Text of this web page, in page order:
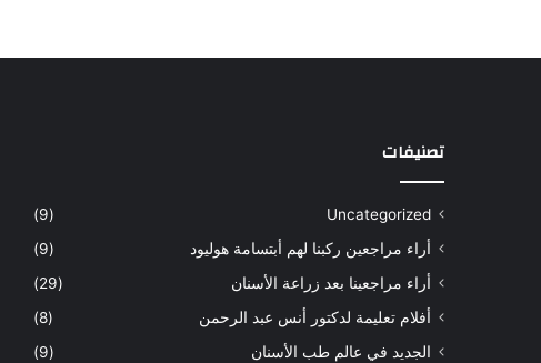
تصنيفات
Uncategorized
(9)
أراء مراجعين ركبنا لهم أبتسامة هوليود
(9)
أراء مراجعينا بعد زراعة الأسنان
(29)
أفلام تعليمة لدكتور أنس عبد الرحمن
(8)
الجديد في عالم طب الأسنان
(9)